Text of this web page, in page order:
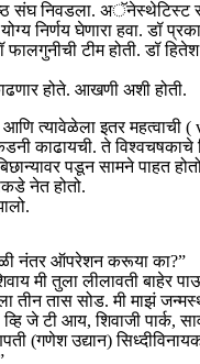
संघ निवडला. अॅनेस्थेटिस्ट
निर्णय घेणारा हवा. डॉ
फालगुनीची टीम होती. डॉ
होते. आखणी अशी होती.
त्यावेळेला इतर महत्वाची (
काढायची. ते विश्वचषकाचे
पडून सामने पाहत
नेत होतो.
नंतर ऑपरेशन करूया का?”
मी तुला लीलावती बाहेर
तीन तास सोड. मी माझं
जे टी आय, शिवाजी पार्क,
(गणेश उद्यान)